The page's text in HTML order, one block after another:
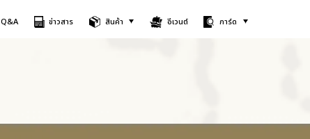
Q&A ข่าวสาร สินค้า อีเวนต์ การ์ด